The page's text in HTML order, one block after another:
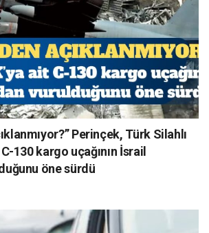
Perinçek, Türk Silahlı
130 kargo uçağının İsrail
öne sürdü